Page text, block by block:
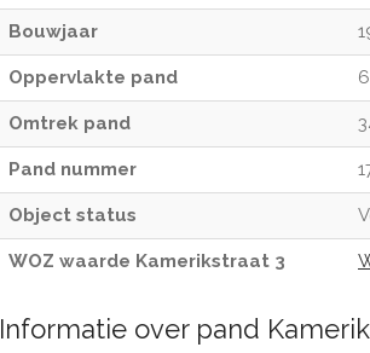
Bouwjaar
Oppervlakte pand
Omtrek pand
Pand nummer
Object status
WOZ waarde Kamerikstraat 3
Informatie over pand